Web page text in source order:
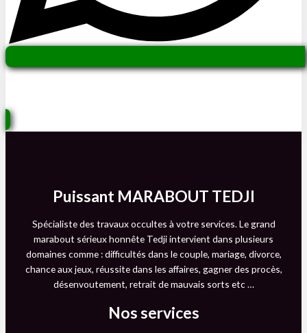
Puissant MARABOUT TEDJI
Spécialiste des travaux occultes à votre services. Le grand
marabout sérieux honnête Tedji intervient dans plusieurs
domaines comme : difficultés dans le couple, mariage, divorce,
chance aux jeux, réussite dans les affaires, gagner des procès,
désenvoutement, retrait de mauvais sorts etc …
Nos services